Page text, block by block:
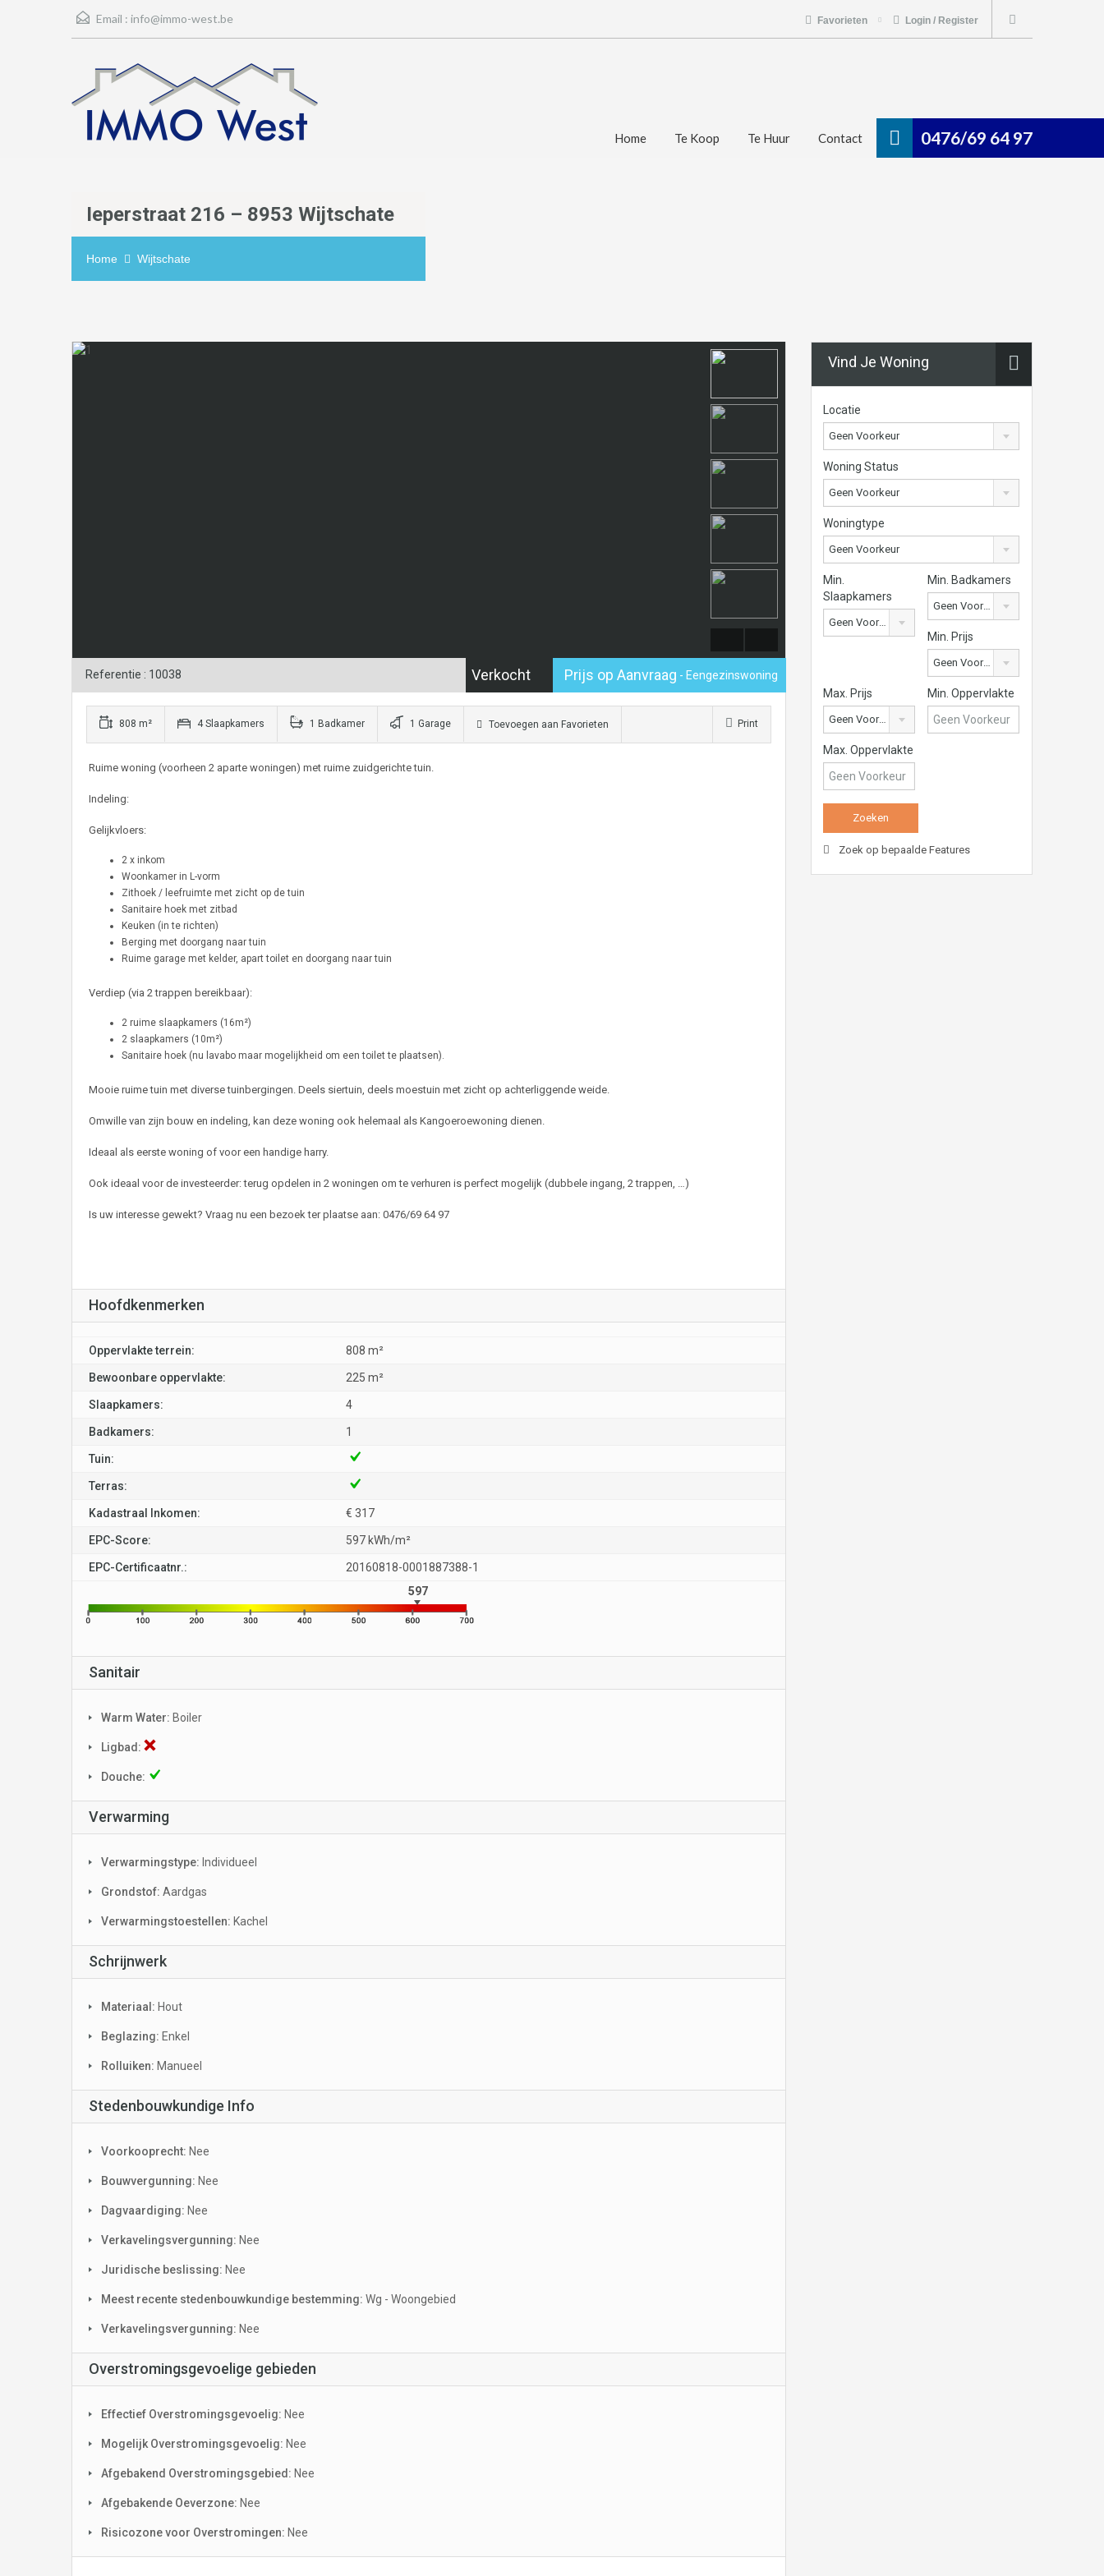
Email : info@immo-west.be Favorieten Login / Register
0476/69 64 97
Home Te Koop Te Huur Contact
Ieperstraat 216 – 8953 Wijtschate
Home Wijtschate
Referentie : 10038 Verkocht Prijs op Aanvraag - Eengezinswoning
808 m² 4 Slaapkamers 1 Badkamer 1 Garage Toevoegen aan Favorieten Print
Ruime woning (voorheen 2 aparte woningen) met ruime zuidgerichte tuin.
Indeling:
Gelijkvloers:
2 x inkom
Woonkamer in L-vorm
Zithoek / leefruimte met zicht op de tuin
Sanitaire hoek met zitbad
Keuken (in te richten)
Berging met doorgang naar tuin
Ruime garage met kelder, apart toilet en doorgang naar tuin
Verdiep (via 2 trappen bereikbaar):
2 ruime slaapkamers (16m²)
2 slaapkamers (10m²)
Sanitaire hoek (nu lavabo maar mogelijkheid om een toilet te plaatsen).
Mooie ruime tuin met diverse tuinbergingen. Deels siertuin, deels moestuin met zicht op achterliggende weide.
Omwille van zijn bouw en indeling, kan deze woning ook helemaal als Kangoeroewoning dienen.
Ideaal als eerste woning of voor een handige harry.
Ook ideaal voor de investeerder: terug opdelen in 2 woningen om te verhuren is perfect mogelijk (dubbele ingang, 2 trappen, …)
Is uw interesse gewekt? Vraag nu een bezoek ter plaatse aan: 0476/69 64 97
Hoofdkenmerken
Oppervlakte terrein: 808 m²
Bewoonbare oppervlakte: 225 m²
Slaapkamers: 4
Badkamers: 1
Tuin:
Terras:
Kadastraal Inkomen: € 317
EPC-Score: 597 kWh/m²
EPC-Certificaatnr.:
20160818-0001887388-1
597
Sanitair
Warm Water: Boiler
Ligbad:
Douche:
Verwarming
Verwarmingstype: Individueel
Grondstof: Aardgas
Verwarmingstoestellen: Kachel
Schrijnwerk
Materiaal: Hout
Beglazing: Enkel
Rolluiken: Manueel
Stedenbouwkundige Info
Voorkooprecht: Nee
Bouwvergunning: Nee
Dagvaardiging: Nee
Verkavelingsvergunning: Nee
Juridische beslissing: Nee
Meest recente stedenbouwkundige bestemming: Wg - Woongebied
Verkavelingsvergunning: Nee
Overstromingsgevoelige gebieden
Effectief Overstromingsgevoelig: Nee
Mogelijk Overstromingsgevoelig: Nee
Afgebakend Overstromingsgebied: Nee
Afgebakende Oeverzone: Nee
Risicozone voor Overstromingen: Nee
Vind Je Woning
Locatie
Geen Voorkeur
Woning Status
Geen Voorkeur
Woningtype
Geen Voorkeur
Min.
Slaapkamers
Geen Voorkeur
Min. Badkamers
Geen Voorkeur
Min. Prijs
Geen Voorkeur
Max. Prijs
Geen Voorkeur
Min. Oppervlakte
Max. Oppervlakte
Zoek op bepaalde Features